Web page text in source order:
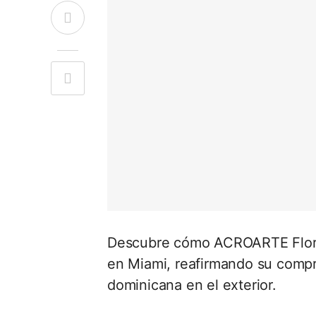
Descubre cómo ACROARTE
en Miami, reafirmando su
dominicana en el exterior.